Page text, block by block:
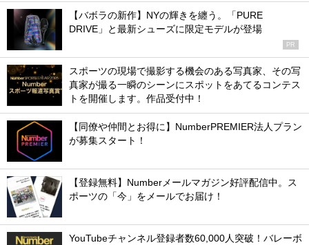
【バボラの新作】NYの輝きを纏う。「PURE
DRIVE」と最新シューズに限定モデルが登場
PR
スポーツの現場で撮影する機会のある写真家、その写
真家が撮る一瞬のシーンにスポットをあてるコンテス
トを開催します。作品受付中！
【同僚や仲間とお得に】NumberPREMIER法人プラン
が募集スタート！
【登録無料】Numberメールマガジン好評配信中。ス
ポーツの「今」をメールでお届け！
YouTubeチャンネル登録者数60,000人突破！バレーボ